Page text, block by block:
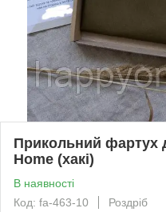
Прикольний фартух
Home (хакі)
В наявності
Код: fa-463-10
Роздріб